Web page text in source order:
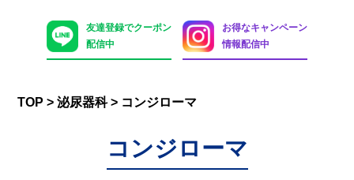
友達登録でクーポン
配信中
お得なキャンペーン
情報配信中
TOP >泌尿器科> コンジローマ
コンジローマ